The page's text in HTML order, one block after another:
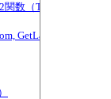
数（TKInfo.dll）